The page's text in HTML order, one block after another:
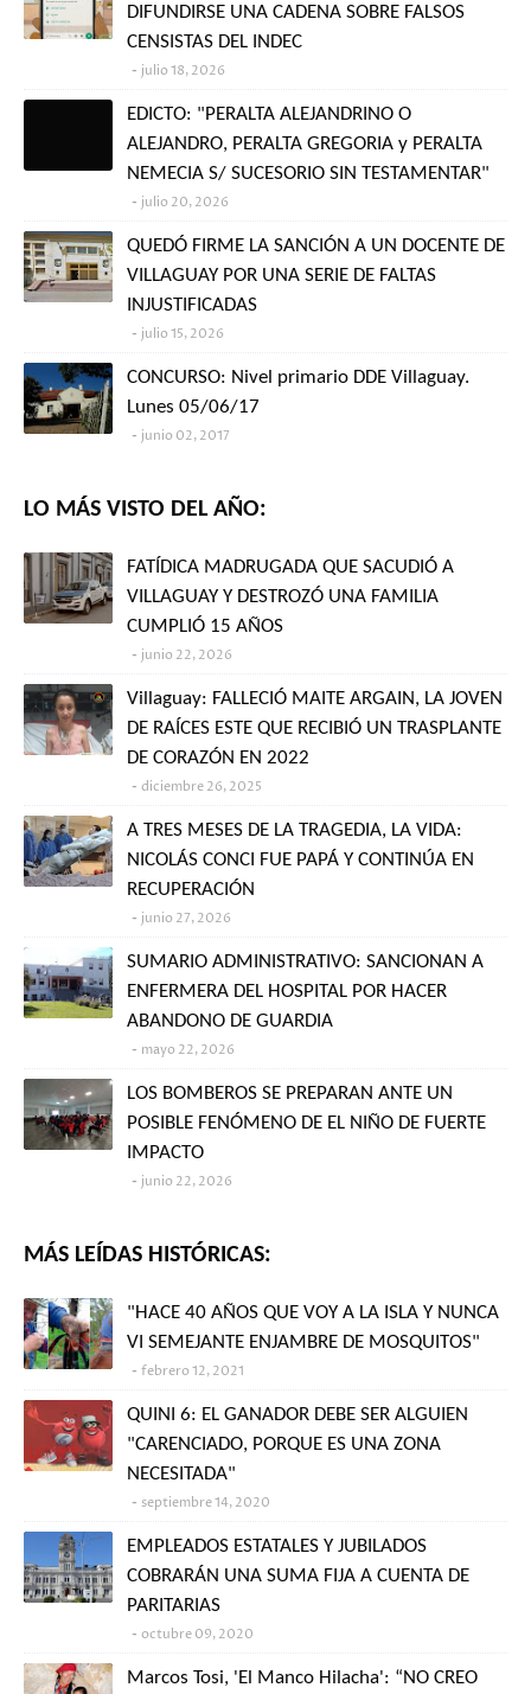
DIFUNDIRSE UNA CADENA SOBRE FALSOS
CENSISTAS DEL INDEC
julio 18, 2026
EDICTO: "PERALTA ALEJANDRINO O
ALEJANDRO, PERALTA GREGORIA y PERALTA
NEMECIA S/ SUCESORIO SIN TESTAMENTAR"
julio 20, 2026
QUEDÓ FIRME LA SANCIÓN A UN DOCENTE DE
VILLAGUAY POR UNA SERIE DE FALTAS
INJUSTIFICADAS
julio 15, 2026
CONCURSO: Nivel primario DDE Villaguay.
Lunes 05/06/17
junio 02, 2017
LO MÁS VISTO DEL AÑO:
FATÍDICA MADRUGADA QUE SACUDIÓ A
VILLAGUAY Y DESTROZÓ UNA FAMILIA
CUMPLIÓ 15 AÑOS
junio 22, 2026
Villaguay: FALLECIÓ MAITE ARGAIN, LA JOVEN
DE RAÍCES ESTE QUE RECIBIÓ UN TRASPLANTE
DE CORAZÓN EN 2022
diciembre 26, 2025
A TRES MESES DE LA TRAGEDIA, LA VIDA:
NICOLÁS CONCI FUE PAPÁ Y CONTINÚA EN
RECUPERACIÓN
junio 27, 2026
SUMARIO ADMINISTRATIVO: SANCIONAN A
ENFERMERA DEL HOSPITAL POR HACER
ABANDONO DE GUARDIA
mayo 22, 2026
LOS BOMBEROS SE PREPARAN ANTE UN
POSIBLE FENÓMENO DE EL NIÑO DE FUERTE
IMPACTO
junio 22, 2026
MÁS LEÍDAS HISTÓRICAS:
"HACE 40 AÑOS QUE VOY A LA ISLA Y NUNCA
VI SEMEJANTE ENJAMBRE DE MOSQUITOS"
febrero 12, 2021
QUINI 6: EL GANADOR DEBE SER ALGUIEN
"CARENCIADO, PORQUE ES UNA ZONA
NECESITADA"
septiembre 14, 2020
EMPLEADOS ESTATALES Y JUBILADOS
COBRARÁN UNA SUMA FIJA A CUENTA DE
PARITARIAS
octubre 09, 2020
Marcos Tosi, 'El Manco Hilacha': “NO CREO